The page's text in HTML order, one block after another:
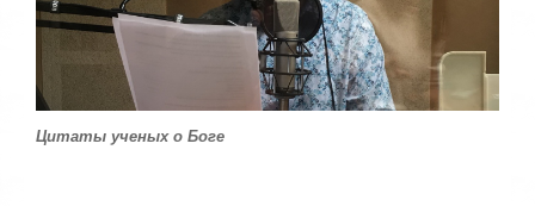
т
а
ц
е
н
Цитаты ученых о Боге